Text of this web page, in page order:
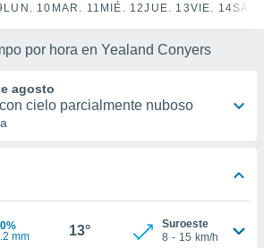
LUN. 10 MAR. 11 MIÉ. 12JUE. 13VIE. 14
por hora en Yealand Conyers
agosto
cielo parcialmente nuboso
mm
13°
Suroeste
8 - 15 km/h